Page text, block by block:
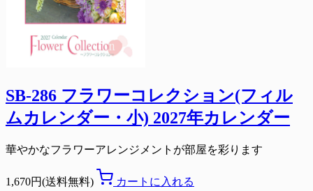
SB-286 フラワーコレクション(フィル
ムカレンダー・小) 2027年カレンダー
華やかなフラワーアレンジメントが部屋を彩ります
1,670円(送料無料) カートに入れる